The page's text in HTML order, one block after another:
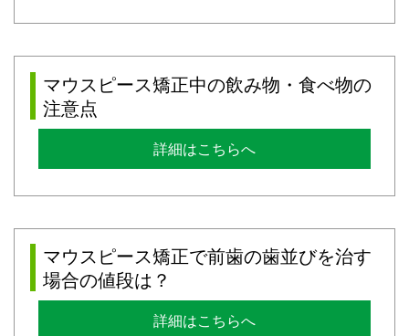
マウスピース矯正中の飲み物・食べ物の
注意点
詳細はこちらへ
マウスピース矯正で前歯の歯並びを治す
場合の値段は？
詳細はこちらへ